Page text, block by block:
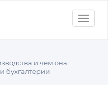
Toggle
и чем она
бухгалтерии